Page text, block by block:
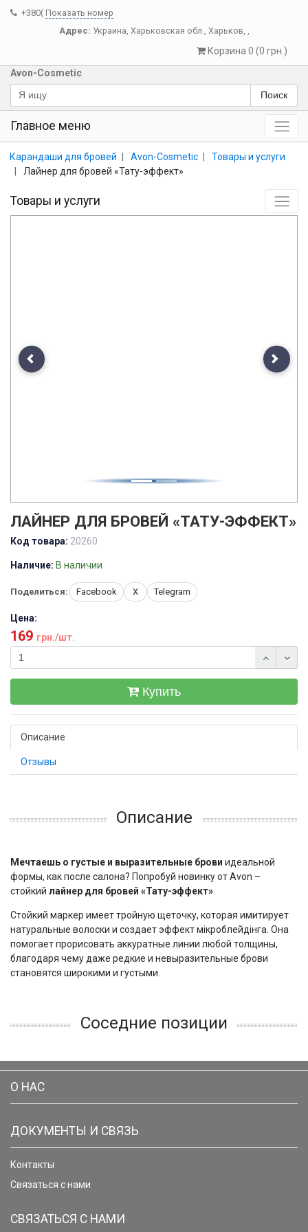
+380( Показать номер
Адрес: Украина, Харьковская обл., Харьков, ,
Корзина 0 (0 грн.)
Avon-Cosmetic
Поиск
Главное меню
Карандаши для бровей Avon-Cosmetic
Товары и услуги
Лайнер для бровей «Тату-эффект»
Товары и услуги
Previous Next
ЛАЙНЕР ДЛЯ БРОВЕЙ «ТАТУ-ЭФФЕКТ»
Код товара: 20260
Наличие: В наличии
Поделиться: Facebook X Telegram
Цена:
169 грн./шт.
Купить
Описание
Отзывы
Описание
Мечтаешь о густые и выразительные брови идеальной
формы, как после салона? Попробуй новинку от Avon –
стойкий лайнер для бровей «Тату-эффект»
Стойкий маркер имеет тройную щеточку, которая имитирует
натуральные волоски и создает эффект мікроблейдінга. Она
помогает прорисовать аккуратные линии любой толщины,
благодаря чему даже редкие и невыразительные брови
становятся широкими и густыми.
Соседние позиции
О НАС
ДОКУМЕНТЫ И СВЯЗЬ
Контакты
Связаться с нами
СВЯЗАТЬСЯ С НАМИ